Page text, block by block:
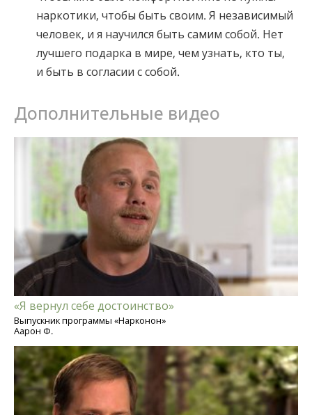
наркотики, чтобы быть своим. Я независимый
человек, и я научился быть самим собой. Нет
лучшего подарка в мире, чем узнать, кто ты,
и быть в согласии с собой.
Дополнительные видео
«Я вернул себе достоинство»
Выпускник программы «Нарконон»
Аарон Ф.